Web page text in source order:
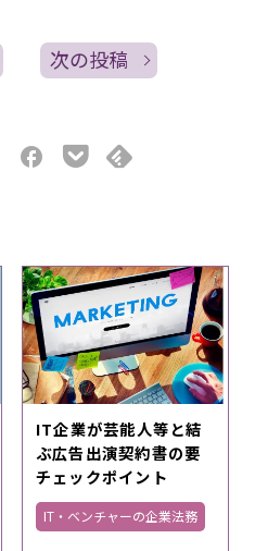
次の投稿
IT企業が芸能人等と結
ぶ広告出演契約書の要
チェックポイント
IT・ベンチャーの企業法務